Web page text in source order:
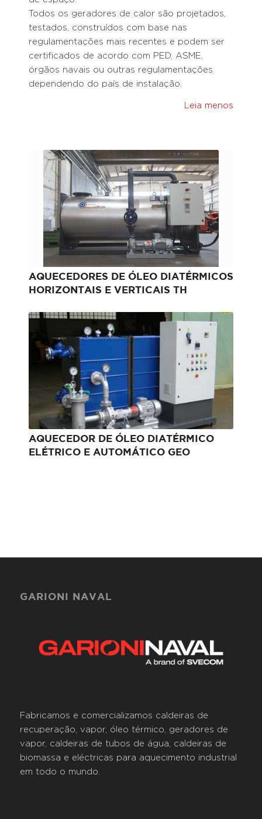
Todos os geradores de calor são projetados,
testados, construídos com base nas
regulamentações mais recentes e podem ser
certificados de acordo com PED, ASME,
órgãos navais ou outras regulamentações
dependendo do país de instalação.
Leia menos
AQUECEDORES DE ÓLEO DIATÉRMICOS
HORIZONTAIS E VERTICAIS TH
AQUECEDOR DE ÓLEO DIATÉRMICO
ELÉTRICO E AUTOMÁTICO GEO
GARIONI NAVAL
Fabricamos e comercializamos caldeiras de
recuperação, vapor, óleo térmico, geradores de
vapor, caldeiras de tubos de água, caldeiras de
biomassa e eléctricas para aquecimento industrial
em todo o mundo.